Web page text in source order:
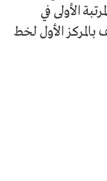
الأولى في
الأول لخط